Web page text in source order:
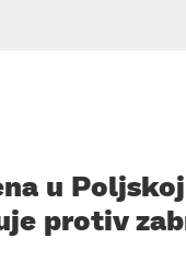
u Poljskoj
protiv